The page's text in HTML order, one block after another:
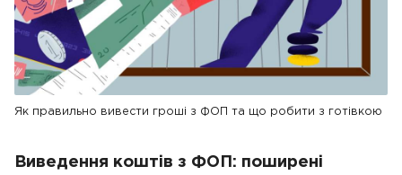
Як правильно вивести гроші з ФОП та що робити з готівкою
Виведення коштів з ФОП: поширені